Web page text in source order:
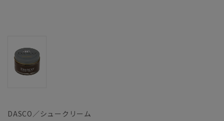
DASCO／シュークリーム